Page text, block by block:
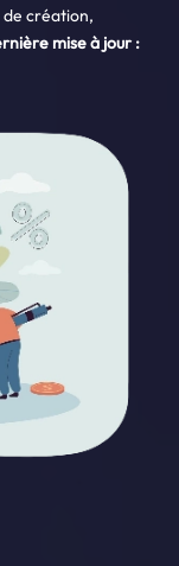
création,
mise à jour :